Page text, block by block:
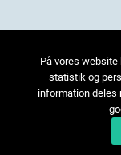
På vores
statistik og
information deles